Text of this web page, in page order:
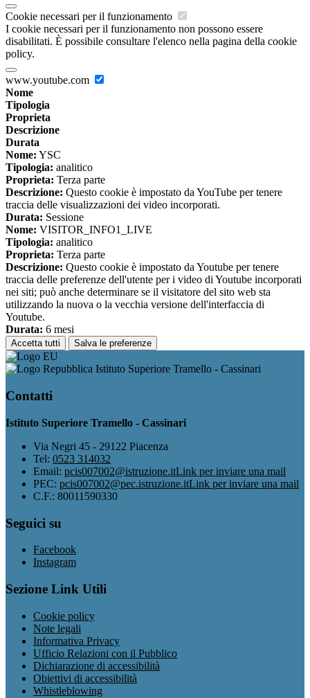
Cookie necessari per il funzionamento
I cookie necessari per il funzionamento non possono essere
disabilitati. È possibile consultare l'elenco nella pagina della cookie
policy.
www.youtube.com
Nome
Tipologia
Proprieta
Descrizione
Durata
Nome: YSC
Tipologia: analitico
Proprieta: Terza parte
Descrizione: Questo cookie è impostato da YouTube per tenere
traccia delle visualizzazioni dei video incorporati.
Durata: Sessione
Nome: VISITOR_INFO1_LIVE
Tipologia: analitico
Proprieta: Terza parte
Descrizione: Questo cookie è impostato da Youtube per tenere
traccia delle preferenze dell'utente per i video di Youtube incorporati
nei siti; può anche determinare se il visitatore del sito web sta
utilizzando la nuova o la vecchia versione dell'interfaccia di
Youtube.
Durata: 6 mesi
Accetta tutti Salva le preferenze
Istituto Superiore Tramello - Cassinari
Contatti
Istituto Superiore Tramello - Cassinari
Via Negri 45 - 29122 Piacenza
Tel: 0523 314032
Email: pcis007002@istruzione.itLink per inviare una mail
PEC: pcis007002@pec.istruzione.itLink per inviare una mail
C.F.: 80011590330
Seguici su
Facebook
Instagram
Sezione Link Utili
Cookie policy
Note legali
Informativa Privacy
Ufficio Relazioni con il Pubblico
Dichiarazione di accessibilità
Obiettivi di accessibilità
Whistleblowing